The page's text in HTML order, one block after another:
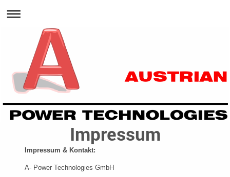
Impressum
Impressum & Kontakt:
A- Power Technologies GmbH